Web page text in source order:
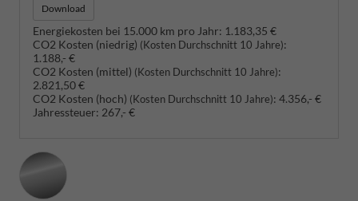
Download
Energiekosten bei 15.000 km pro Jahr: 1.183,35 €
CO2 Kosten (niedrig) (Kosten Durchschnitt 10 Jahre):
1.188,- €
CO2 Kosten (mittel) (Kosten Durchschnitt 10 Jahre):
2.821,50 €
CO2 Kosten (hoch) (Kosten Durchschnitt 10 Jahre): 4.356,- €
Jahressteuer: 267,- €